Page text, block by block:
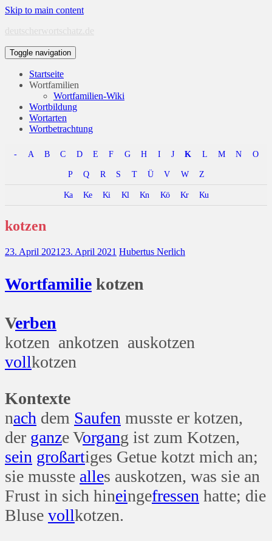
Skip to main content
deutscherwortschatz.de
Toggle navigation
Startseite
Wortfamilien
Wortfamilien-Wiki
Wortbildung
Wortarten
Wortbetrachtung
- A B C D E F G H I J K L M N O
P Q R S T Ü V W Z
Ka Ke Ki Kl Kn Kö Kr Ku
kotzen
23. April 2021 23. April 2021 Hubertus Nerlich
Wortfamilie kotzen
Verben
kotzen ankotzen auskotzen
vollkotzen
Kontexte
nach dem Saufen musste er kotzen,
der ganze Vorgang ist zum Kotzen,
sein großartiges Getue kotzt mich an;
sie musste alles auskotzen, was sie an
Frust in sich hineingefressen hatte; die
Bluse vollkotzen.